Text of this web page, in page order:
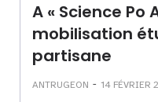
A « Science Po
mobilisation
partisane
ANTRUGEON - 14 FÉVRIER